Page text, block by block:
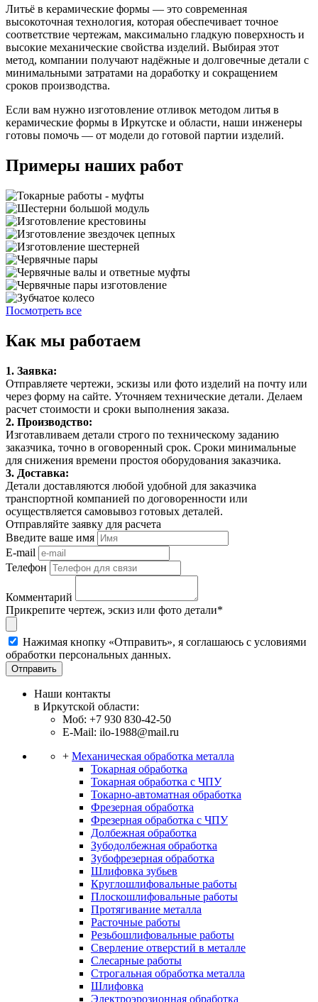
Литьё в керамические формы — это современная
высокоточная технология, которая обеспечивает точное
соответствие чертежам, максимально гладкую поверхность и
высокие механические свойства изделий. Выбирая этот
метод, компании получают надёжные и долговечные детали с
минимальными затратами на доработку и сокращением
сроков производства.
Если вам нужно изготовление отливок методом литья в
керамические формы в Иркутске и области, наши инженеры
готовы помочь — от модели до готовой партии изделий.
Примеры наших работ
Посмотреть все
Как мы работаем
1. Заявка:
Отправляете чертежи, эскизы или фото изделий на почту или
через форму на сайте. Уточняем технические детали. Делаем
расчет стоимости и сроки выполнения заказа.
2. Производство:
Изготавливаем детали строго по техническому заданию
заказчика, точно в оговоренный срок. Сроки минимальные
для снижения времени простоя оборудования заказчика.
3. Доставка:
Детали доставляются любой удобной для заказчика
транспортной компанией по договоренности или
осуществляется самовывоз готовых деталей.
Отправляйте заявку для расчета
Введите ваше имя
E-mail
Телефон
Комментарий
Прикрепите чертеж, эскиз или фото детали*
Нажимая кнопку «Отправить», я соглашаюсь с условиями
обработки персональных данных.
Отправить
Наши контакты
в Иркутской области:
Моб: +7 930 830-42-50
E-Mail: ilo-1988@mail.ru
+ Механическая обработка металла
Токарная обработка
Токарная обработка с ЧПУ
Токарно-автоматная обработка
Фрезерная обработка
Фрезерная обработка c ЧПУ
Долбежная обработка
Зубодолбежная обработка
Зубофрезерная обработка
Шлифовка зубьев
Круглошлифовальные работы
Плоскошлифовальные работы
Протягивание металла
Расточные работы
Резьбошлифовальные работы
Сверление отверстий в металле
Слесарные работы
Строгальная обработка металла
Шлифовка
Электроэрозионная обработка